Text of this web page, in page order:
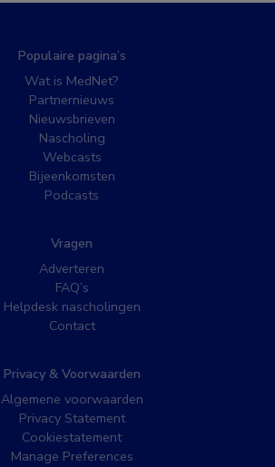
Populaire pagina’s
Wat is MedNet?
Partnernieuws
Nieuwsbrieven
Nascholing
Webcasts
Bijeenkomsten
Podcasts
Vragen
Adverteren
FAQ’s
Helpdesk nascholingen
Contact
Privacy & Voorwaarden
Algemene voorwaarden
Privacy Statement
Cookiestatement
Manage Preferences